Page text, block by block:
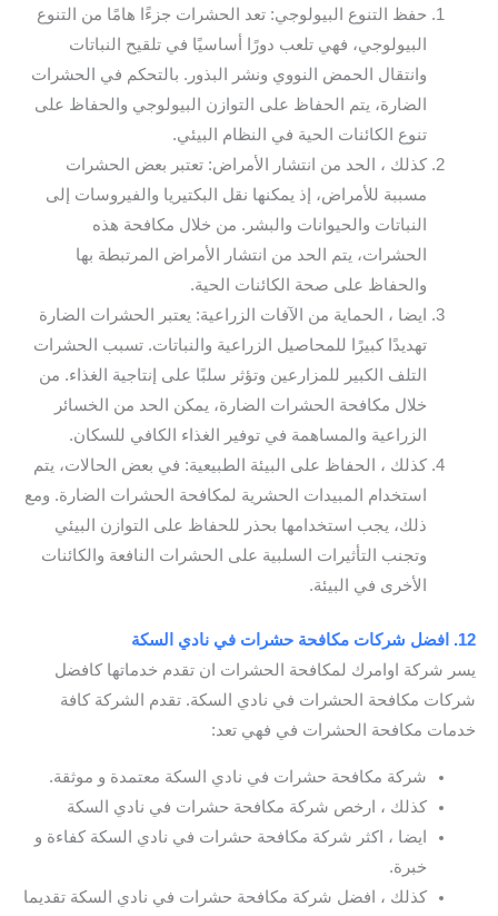
حفظ التنوع البيولوجي: تعد الحشرات جزءًا هامًا من التنوع
البيولوجي، فهي تلعب دورًا أساسيًا في تلقيح النباتات
وانتقال الحمض النووي ونشر البذور. بالتحكم في الحشرات
الضارة، يتم الحفاظ على التوازن البيولوجي والحفاظ على
تنوع الكائنات الحية في النظام البيئي.
كذلك ، الحد من انتشار الأمراض: تعتبر بعض الحشرات
مسببة للأمراض، إذ يمكنها نقل البكتيريا والفيروسات إلى
النباتات والحيوانات والبشر. من خلال مكافحة هذه
الحشرات، يتم الحد من انتشار الأمراض المرتبطة بها
والحفاظ على صحة الكائنات الحية.
ايضا ، الحماية من الآفات الزراعية: يعتبر الحشرات الضارة
تهديدًا كبيرًا للمحاصيل الزراعية والنباتات. تسبب الحشرات
التلف الكبير للمزارعين وتؤثر سلبًا على إنتاجية الغذاء. من
خلال مكافحة الحشرات الضارة، يمكن الحد من الخسائر
الزراعية والمساهمة في توفير الغذاء الكافي للسكان.
كذلك ، الحفاظ على البيئة الطبيعية: في بعض الحالات، يتم
استخدام المبيدات الحشرية لمكافحة الحشرات الضارة. ومع
ذلك، يجب استخدامها بحذر للحفاظ على التوازن البيئي
وتجنب التأثيرات السلبية على الحشرات النافعة والكائنات
الأخرى في البيئة.
12. افضل شركات مكافحة حشرات في نادي السكة
يسر شركة اوامرك لمكافحة الحشرات ان تقدم خدماتها كافضل
شركات مكافحة الحشرات في نادي السكة. تقدم الشركة كافة
خدمات مكافحة الحشرات في فهي تعد:
شركة مكافحة حشرات في نادي السكة معتمدة و موثقة.
كذلك ، ارخص شركة مكافحة حشرات في نادي السكة
ايضا ، اكثر شركة مكافحة حشرات في نادي السكة كفاءة و
خبرة.
كذلك ، افضل شركة مكافحة حشرات في نادي السكة تقديما